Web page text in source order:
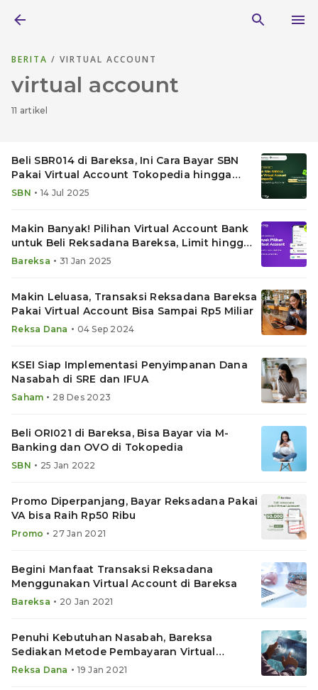
BERITA / VIRTUAL ACCOUNT
virtual account
11 artikel
Beli SBR014 di Bareksa, Ini Cara Bayar SBN
Pakai Virtual Account Tokopedia hingga
Rp10 Miliar
SBN • 14 Jul 2025
Makin Banyak! Pilihan Virtual Account Bank
untuk Beli Reksadana Bareksa, Limit hingga
Rp5 Miliar
Bareksa • 31 Jan 2025
Makin Leluasa, Transaksi Reksadana Bareksa
Pakai Virtual Account Bisa Sampai Rp5 Miliar
Reksa Dana • 04 Sep 2024
KSEI Siap Implementasi Penyimpanan Dana
Nasabah di SRE dan IFUA
Saham • 28 Des 2023
Beli ORI021 di Bareksa, Bisa Bayar via M-
Banking dan OVO di Tokopedia
SBN • 25 Jan 2022
Promo Diperpanjang, Bayar Reksadana Pakai
VA bisa Raih Rp50 Ribu
Promo • 27 Jan 2021
Begini Manfaat Transaksi Reksadana
Menggunakan Virtual Account di Bareksa
Bareksa • 20 Jan 2021
Penuhi Kebutuhan Nasabah, Bareksa
Sediakan Metode Pembayaran Virtual
Account
Reksa Dana • 19 Jan 2021